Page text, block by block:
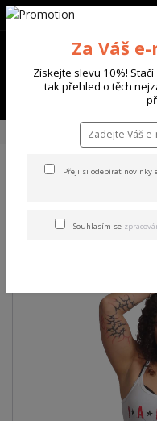
+420 702 136 620
TRIČKA &
Yakuza
Za Váš
Získejte slevu 10%!
tak přehled o těch
Přeji si odebírat novinky
Souhlasím se